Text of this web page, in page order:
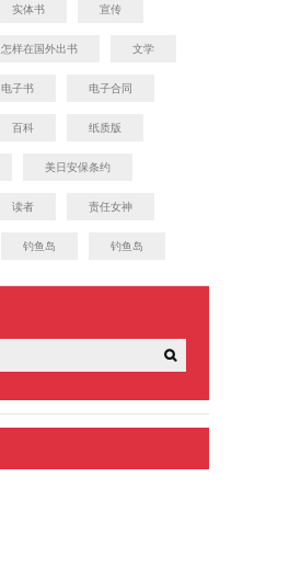
实体书 宣传
怎样在国外出书 文学
电子书 电子合同
百科 纸质版
美日安保条约
读者 责任女神
钓鱼岛 钓鱼岛